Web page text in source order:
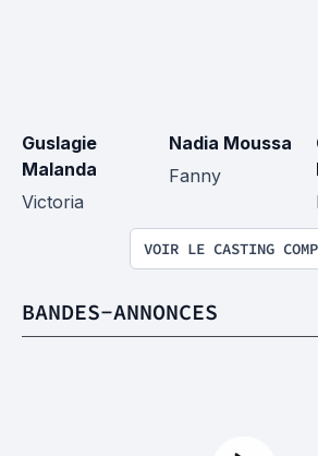
Guslagie
Malanda
Victoria
Nadia Moussa
Fanny
VOIR LE CASTING
BANDES-ANNONCES